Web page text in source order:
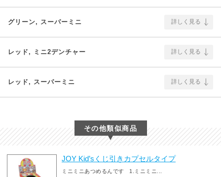
グリーン, スーパーミニ 詳しく見る
レッド, ミニ2デンチャー 詳しく見る
レッド, スーパーミニ 詳しく見る
その他類似商品
JOY Kid’sくじ引きカプセルタイプ
ミニミニあつめるんです 1.ミニミニ...